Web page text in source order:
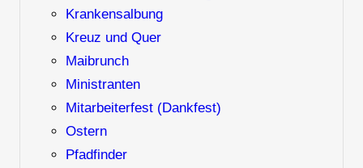
Krankensalbung
Kreuz und Quer
Maibrunch
Ministranten
Mitarbeiterfest (Dankfest)
Ostern
Pfadfinder